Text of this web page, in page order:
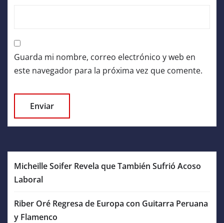
Guarda mi nombre, correo electrónico y web en
este navegador para la próxima vez que comente.
Micheille Soifer Revela que También Sufrió Acoso
Laboral
Riber Oré Regresa de Europa con Guitarra Peruana
y Flamenco